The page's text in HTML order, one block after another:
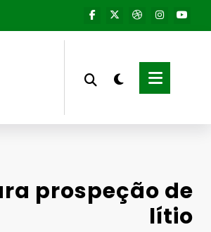
prospeção de
lítio